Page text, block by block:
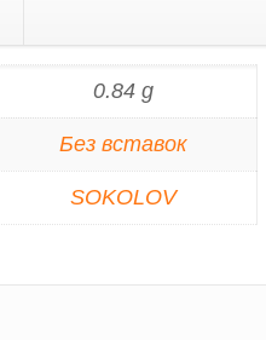
0.84 g
Без вставок
SOKOLOV